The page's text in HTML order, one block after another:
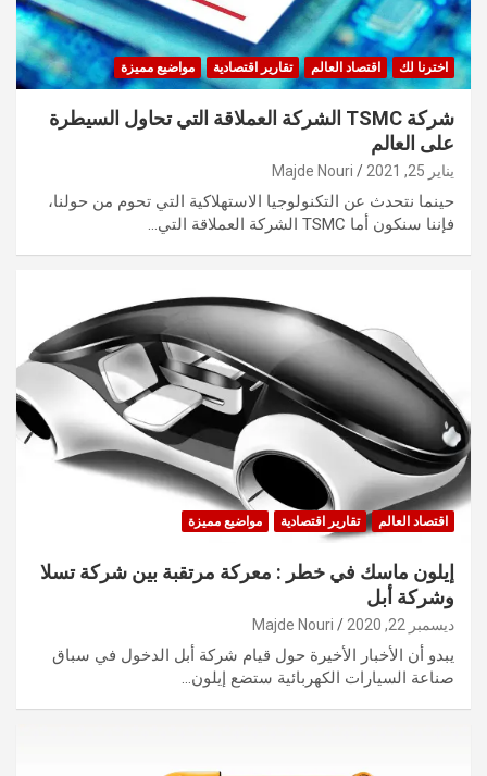
اخترنا لك اقتصاد العالم تقارير اقتصادية مواضيع مميزة
شركة TSMC الشركة العملاقة التي تحاول السيطرة
على العالم
يناير 25, 2021 Majde Nouri
حينما نتحدث عن التكنولوجيا الاستهلاكية التي تحوم من حولنا،
فإننا سنكون أما TSMC الشركة العملاقة التي…
اقتصاد العالم تقارير اقتصادية مواضيع مميزة
إيلون ماسك في خطر : معركة مرتقبة بين شركة تسلا
وشركة أبل
ديسمبر 22, 2020 Majde Nouri
يبدو أن الأخبار الأخيرة حول قيام شركة أبل الدخول في سباق
صناعة السيارات الكهربائية ستضع إيلون…